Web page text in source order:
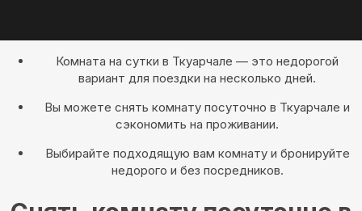
Комната на сутки в Ткуарчале — это недорогой
вариант для поездки на несколько дней.
Вы можете снять комнату посуточно в Ткуарчале и
сэкономить на проживании.
Выбирайте подходящую вам комнату и бронируйте
недорого и без посредников.